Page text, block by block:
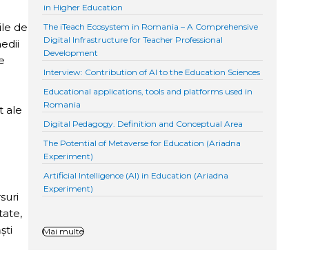
de
ale
in Higher Education
The iTeach Ecosystem in Romania – A Comprehensive
Digital Infrastructure for Teacher Professional
Development
Interview: Contribution of AI to the Education Sciences
Educational applications, tools and platforms used in
Romania
Digital Pedagogy. Definition and Conceptual Area
The Potential of Metaverse for Education (Ariadna
Experiment)
Artificial Intelligence (AI) in Education (Ariadna
Experiment)
Mai multe